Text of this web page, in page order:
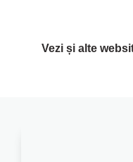
Vezi și alte